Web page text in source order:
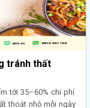
tránh thất
tới 35–60% chi phí
thoát nhỏ mỗi ngày